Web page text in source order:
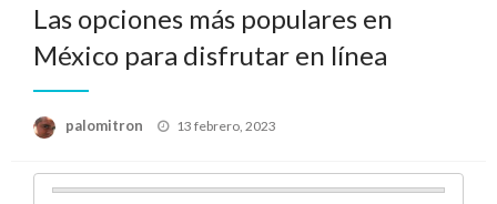
Las opciones más populares en
México para disfrutar en línea
palomitron
Publicado
13 febrero, 2023